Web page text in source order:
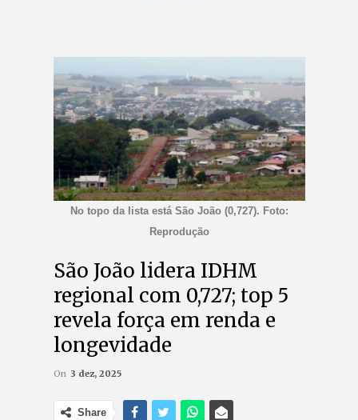
No topo da lista está São João (0,727). Foto:
Reprodução
São João lidera IDHM
regional com 0,727; top 5
revela força em renda e
longevidade
On 3 dez, 2025
Share